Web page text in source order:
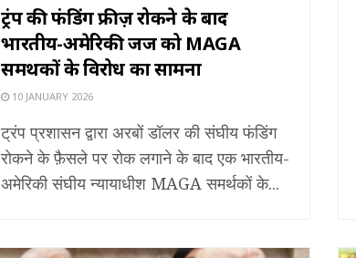
ट्रंप की फंडिंग फ्रीज़ रोकने के बाद
भारतीय-अमेरिकी जज को MAGA
समर्थकों के विरोध का सामना
10 JANUARY 2026
ट्रंप प्रशासन द्वारा अरबों डॉलर की संघीय फंडिंग
रोकने के फ़ैसले पर रोक लगाने के बाद एक भारतीय-
अमेरिकी संघीय न्यायाधीश MAGA समर्थकों के...